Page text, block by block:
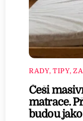
RADY, TIPY,
Češi
matrace.
budou